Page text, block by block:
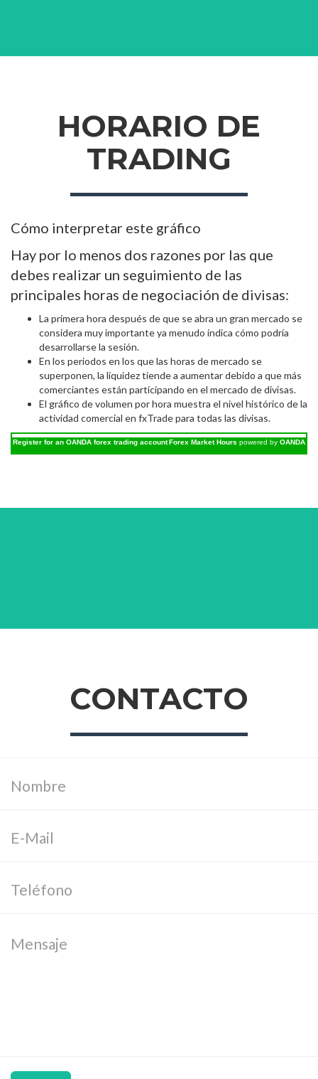
HORARIO DE
TRADING
Cómo interpretar este gráfico
Hay por lo menos dos razones por las que
debes realizar un seguimiento de las
principales horas de negociación de divisas:
La primera hora después de que se abra un gran mercado se
considera muy importante ya menudo indica cómo podría
desarrollarse la sesión.
En los periodos en los que las horas de mercado se
superponen, la liquidez tiende a aumentar debido a que más
comerciantes están participando en el mercado de divisas.
El gráfico de volumen por hora muestra el nivel histórico de la
actividad comercial en fxTrade para todas las divisas.
Register for an OANDA forex trading accountForex Market Hours powered by OANDA
CONTACTO